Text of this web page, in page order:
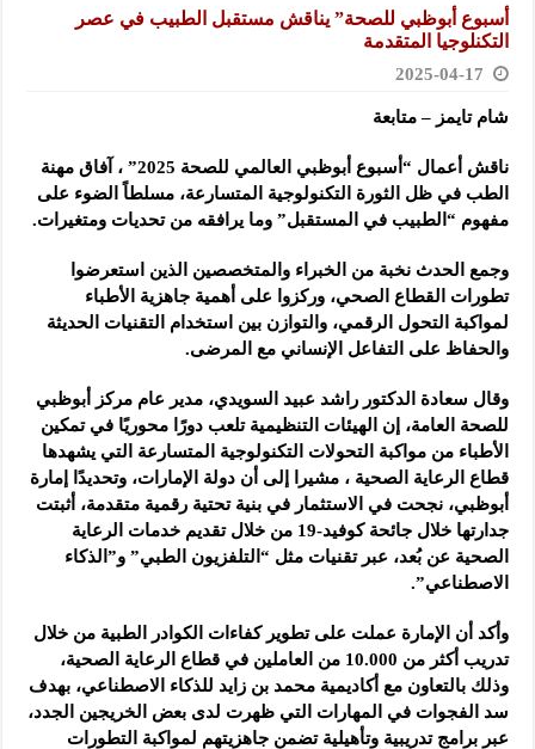
أسبوع أبوظبي للصحة” يناقش مستقبل الطبيب في عصر
التكنلوجيا المتقدمة
2025-04-17
شام تايمز – متابعة
ناقش أعمال “أسبوع أبوظبي العالمي للصحة 2025” ، آفاق مهنة
الطب في ظل الثورة التكنولوجية المتسارعة، مسلطاً الضوء على
مفهوم “الطبيب في المستقبل” وما يرافقه من تحديات ومتغيرات.
وجمع الحدث نخبة من الخبراء والمتخصصين الذين استعرضوا
تطورات القطاع الصحي، وركزوا على أهمية جاهزية الأطباء
لمواكبة التحول الرقمي، والتوازن بين استخدام التقنيات الحديثة
والحفاظ على التفاعل الإنساني مع المرضى.
وقال سعادة الدكتور راشد عبيد السويدي، مدير عام مركز أبوظبي
للصحة العامة، إن الهيئات التنظيمية تلعب دورًا محوريًا في تمكين
الأطباء من مواكبة التحولات التكنولوجية المتسارعة التي يشهدها
قطاع الرعاية الصحية ، مشيرا إلى أن دولة الإمارات، وتحديدًا إمارة
أبوظبي، نجحت في الاستثمار في بنية تحتية رقمية متقدمة، أثبتت
جدارتها خلال جائحة كوفيد-19 من خلال تقديم خدمات الرعاية
الصحية عن بُعد، عبر تقنيات مثل “التلفزيون الطبي” و”الذكاء
الاصطناعي”.
وأكد أن الإمارة عملت على تطوير كفاءات الكوادر الطبية من خلال
تدريب أكثر من 10.000 من العاملين في قطاع الرعاية الصحية،
وذلك بالتعاون مع أكاديمية محمد بن زايد للذكاء الاصطناعي، بهدف
سد الفجوات في المهارات التي ظهرت لدى بعض الخريجين الجدد،
عبر برامج تدريبية وتأهيلية تضمن جاهزيتهم لمواكبة التطورات